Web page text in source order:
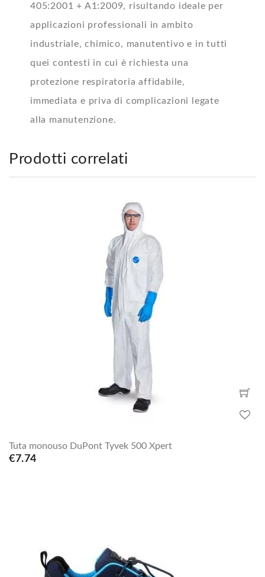
405:2001 + A1:2009, risultando ideale per
applicazioni professionali in ambito
industriale, chimico, manutentivo e in tutti
quei contesti in cui è richiesta una
protezione respiratoria affidabile,
immediata e priva di complicazioni legate
alla manutenzione.
Prodotti correlati
Tuta monouso DuPont Tyvek 500 Xpert
€7.74